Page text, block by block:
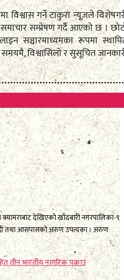
विश्वास गर्ने टाकुरा न्यूजले
सम्प्रेषण गर्दै आएको छ ।
सञ्चारमाध्यमका रूपमा
विश्वासिलो र सुसूचित
देखिएको खाँदबारी नगरपालिका-९
तथा आसपासको अरुण उपत्यका । अरुण